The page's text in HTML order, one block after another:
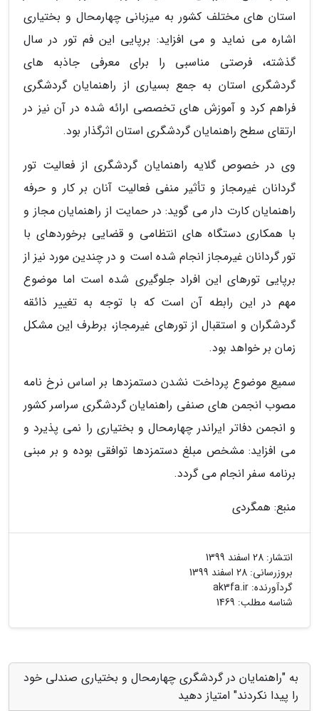
استان های مختلف کشور به میزبانی چهارمحال و بختیاری
اشاره می نماید و می افزاید: برپایی این فم تور در سال
گذشته، فرصتی مناسبی را برای معرفی جاذبه های
گردشگری استان به جمع بسیاری از راهنمایان گردشگری
فراهم کرد و آموزش های تخصصی ارائه شده در آن نیز در
ارتقای سطح راهنمایان گردشگری استان اثرگذار بود.
وی در خصوص گلایه راهنمایان گردشگری از فعالیت تور
گردانان غیرمجاز و تأثیر منفی فعالیت آنان بر کار و حرفه
راهنمایان کارت دار می گوید: در حمایت از راهنمایان مجاز و
با همکاری دستگاه های انتظامی و قضایی برخوردهای با
تور گردانان غیرمجاز انجام شده است و در چندین مورد نیز از
برپایی تورهای این افراد جلوگیری شده است اما موضوع
مهم در این رابطه آن است که با توجه به تغییر ذائقه
گردشگران و استقبال از تورهای غیرمجاز، برطرف این مشکل
زمان بر خواهد بود.
سمیع موضوع پرداخت نشدن دستمزدها بر اساس نرخ نامه
مصوب انجمن های صنفی راهنمایان گردشگری سراسر کشور
و انجمن دفاتر ایراندر چهارمحال و بختیاری را نمی پذیرد و
می افزاید: مشخص مبلغ دستمزدها توافقی بوده و بر مبنی
برنامه سفر انجام می گردد.
منبع: همگردی
انتشار: 28 اسفند 1399
بروزرسانی: 28 اسفند 1399
گردآورنده: ak3fa.ir
شناسه مطلب: 1469
به "راهنمایان در گردشگری چهارمحال و بختیاری صندلی خود
را پیدا نکردند" امتیاز دهید